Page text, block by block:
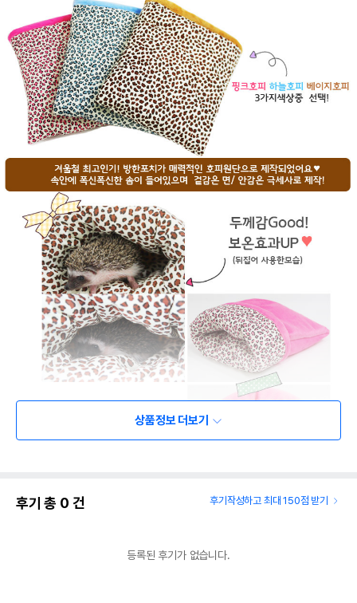
상품정보 더보기
후기 총 0 건 후기작성하고 최대 150점 받기
등록된 후기가 없습니다.